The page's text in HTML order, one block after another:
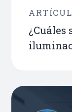
¿Cuáles